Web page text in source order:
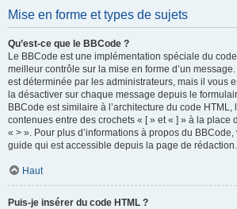
Mise en forme et types de sujets
Qu’est-ce que le BBCode ?
Le BBCode est une implémentation spéciale du
meilleur contrôle sur la mise en forme d’un
est déterminée par les administrateurs, mais il vous
la désactiver sur chaque message depuis le
BBCode est similaire à l’architecture du code HTML,
contenues entre des crochets « [ » et « ] » à la place
« > ». Pour plus d’informations à propos du
guide qui est accessible depuis la page de rédaction.
Haut
Puis-je insérer du code HTML ?